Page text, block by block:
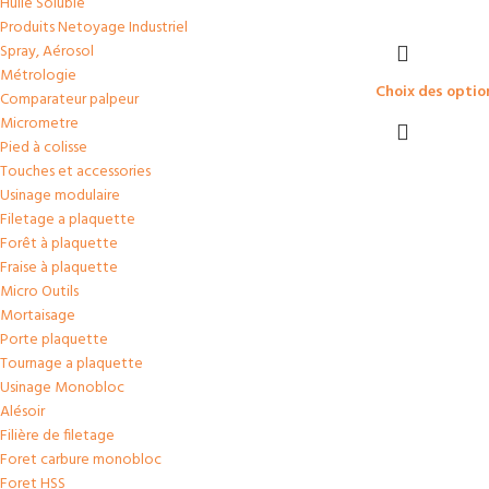
Produits Netoyage Industriel
Spray, Aérosol
Métrologie
Comparateur palpeur
Micrometre
Pied à colisse
Touches et accessories
Usinage modulaire
Filetage a plaquette
Forêt à plaquette
Fraise à plaquette
Micro Outils
Mortaisage
Porte plaquette
Tournage a plaquette
Usinage Monobloc
Alésoir
Filière de filetage
Foret carbure monobloc
Choix des